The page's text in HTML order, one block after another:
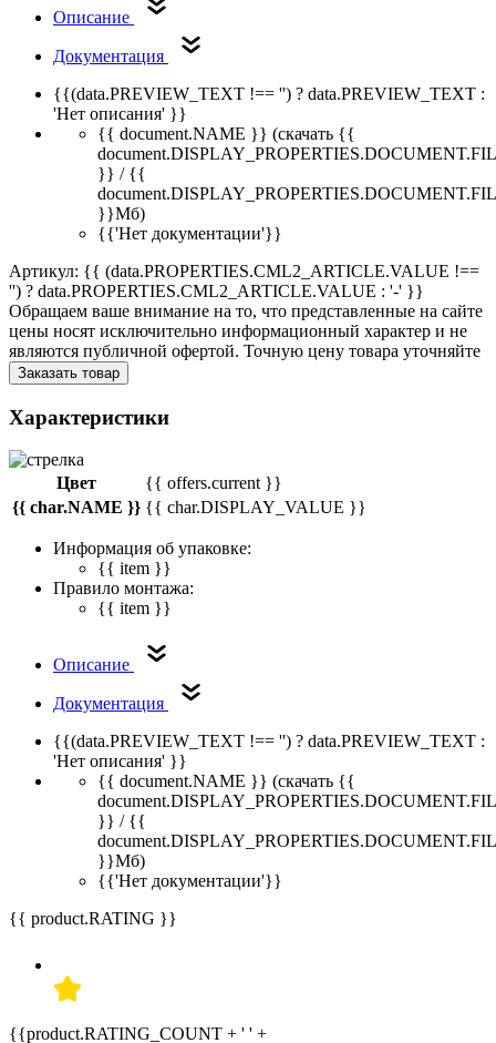
Описание
Документация
{{(data.PREVIEW_TEXT !== '') ? data.PREVIEW_TEXT :
'Нет описания' }}
{{ document.NAME }} (скачать {{
}} / {{
}}Мб)
{{'Нет документации'}}
Артикул: {{ (data.PROPERTIES.CML2_ARTICLE.VALUE !==
'') ? data.PROPERTIES.CML2_ARTICLE.VALUE : '-' }}
Обращаем ваше внимание на то, что представленные на сайте
цены носят исключительно информационный характер и не
являются публичной офертой. Точную цену товара уточняйте
Заказать товар
Характеристики
Цвет
{{ offers.current }}
{{ char.NAME }} {{ char.DISPLAY_VALUE }}
Информация об упаковке:
{{ item }}
Правило монтажа:
{{ item }}
Описание
Документация
{{(data.PREVIEW_TEXT !== '') ? data.PREVIEW_TEXT :
'Нет описания' }}
{{ document.NAME }} (скачать {{
}} / {{
}}Мб)
{{'Нет документации'}}
{{ product.RATING }}
{{product.RATING_COUNT + ' ' +